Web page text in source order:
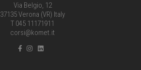
Via Belgio, 12
37135 Verona (VR) Italy
T 045 11171911
corsi@komet.it